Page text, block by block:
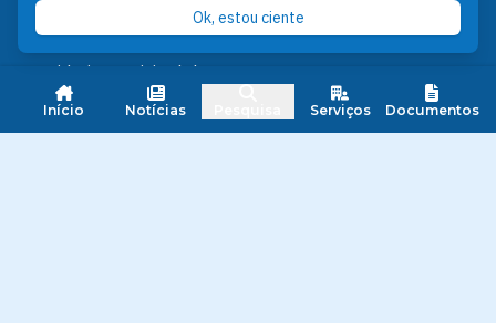
Início Notícias Serviços Documentos
Licenciamento Ambiental
Ouvidoria Municipal do SUS
Nota FiscalEletrônica
Ok, estou ciente